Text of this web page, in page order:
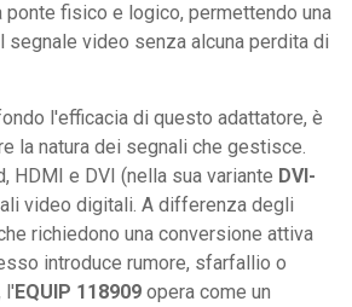
fisico e logico, permettendo una
video senza alcuna perdita di
l'efficacia di questo adattatore, è
la natura dei segnali che gestisce.
HDMI e DVI (nella sua variante DVI-
video digitali. A differenza degli
richiedono una conversione attiva
introduce rumore, sfarfallio o
l'EQUIP 118909 opera come un